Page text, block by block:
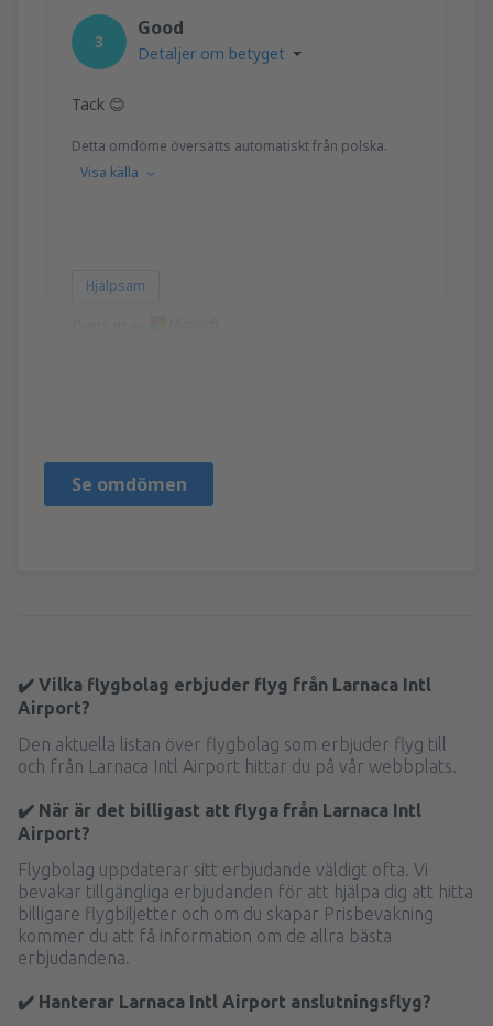
3
Good
Detaljer om betyget
Tack 😊
Detta omdöme översätts automatiskt från polska.
Visa källa
Hjälpsam
Se omdömen
✔️ Vilka flygbolag erbjuder flyg från Larnaca Intl
Airport?
Den aktuella listan över flygbolag som erbjuder flyg till
och från Larnaca Intl Airport hittar du på vår webbplats.
✔️ När är det billigast att flyga från Larnaca Intl
Airport?
Flygbolag uppdaterar sitt erbjudande väldigt ofta. Vi
bevakar tillgängliga erbjudanden för att hjälpa dig att hitta
billigare flygbiljetter och om du skapar Prisbevakning
kommer du att få information om de allra bästa
erbjudandena.
✔️ Hanterar Larnaca Intl Airport anslutningsflyg?